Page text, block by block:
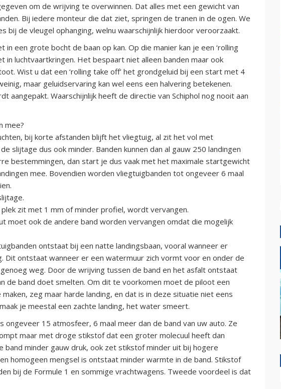
om de wrijving te overwinnen. Dat alles met een gewicht van
Bij iedere monteur die dat ziet, springen de tranen in de ogen. We
bij de vleugel ophanging, welnu waarschijnlijk hierdoor veroorzaakt.
een grote bocht de baan op kan. Op die manier kan je een ‘rolling
in luchtvaartkringen. Het bespaart niet alleen banden maar ook
Wist u dat een ‘rolling take off’ het grondgeluid bij een start met 4
maar geluidservaring kan wel eens een halvering betekenen.
aangepakt. Waarschijnlijk heeft de directie van Schiphol nog nooit aan
mee?
bij korte afstanden blijft het vliegtuig, al zit het vol met
slijtage dus ook minder. Banden kunnen dan al gauw 250 landingen
bestemmingen, dan start je dus vaak met het maximale startgewicht
mee. Bovendien worden vliegtuigbanden tot ongeveer 6 maal
zit met 1 mm of minder profiel, wordt vervangen.
moet ook de andere band worden vervangen omdat die mogelijk
ontstaat bij een natte landingsbaan, vooral wanneer er
Dit ontstaat wanneer er een watermuur zich vormt voor en onder de
weg. Door de wrijving tussen de band en het asfalt ontstaat
de band doet smelten. Om dit te voorkomen moet de piloot een
zeg maar harde landing, en dat is in deze situatie niet eens
je meestal een zachte landing, het water smeert.
ongeveer 15 atmosfeer, 6 maal meer dan de band van uw auto. Ze
maar met droge stikstof dat een groter molecuul heeft dan
band minder gauw druk, ook zet stikstof minder uit bij hogere
homogeen mengsel is ontstaat minder warmte in de band. Stikstof
bij de Formule 1 en sommige vrachtwagens. Tweede voordeel is dat